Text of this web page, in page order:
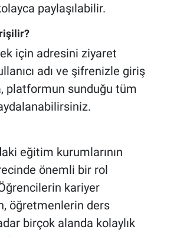
paylaşılabilir.​
için adresini ziyaret
adı ve şifrenizle giriş
platformun sunduğu tüm
eğitim kurumlarının
önemli bir rol
kariyer
öğretmenlerin ders
birçok alanda kolaylık